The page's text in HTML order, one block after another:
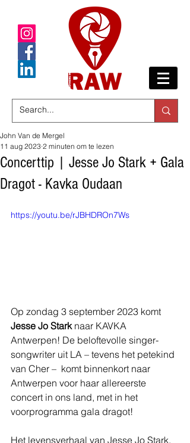
Concerttip | Jesse Jo Stark + Gala
Dragot - Kavka Oudaan
John Van de Mergel
11 aug 2023 2 minuten om te lezen
https://youtu.be/rJBHDROn7Ws
Op zondag 3 september 2023 komt
Jesse Jo Stark naar KAVKA
Antwerpen! De beloftevolle singer-
songwriter uit LA – tevens het petekind
van Cher –  komt binnenkort naar
Antwerpen voor haar allereerste
concert in ons land, met in het
voorprogramma gala dragot!
Het levensverhaal van Jesse Jo Stark,